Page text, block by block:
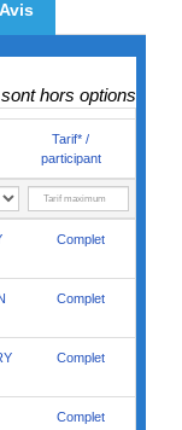
Avis
hors options
Tarif* /
participant
Complet
Complet
Complet
Complet